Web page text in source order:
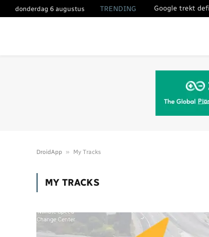
donderdag 6 augustus TRENDING Google trekt
DroidApp » My Tracks
MY TRACKS